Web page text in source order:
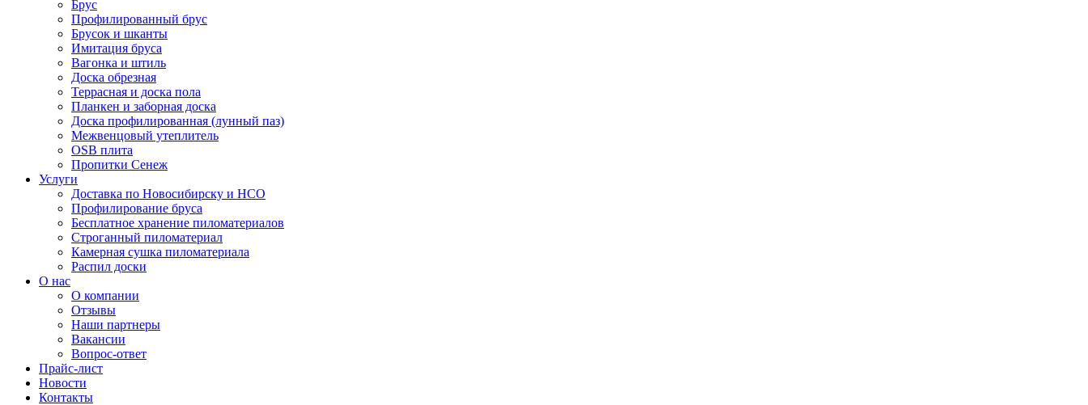
Брус
Профилированный брус
Брусок и шканты
Имитация бруса
Вагонка и штиль
Доска обрезная
Террасная и доска пола
Планкен и заборная доска
Доска профилированная (лунный паз)
Межвенцовый утеплитель
OSB плита
Пропитки Сенеж
Услуги
Доставка по Новосибирску и НСО
Профилирование бруса
Бесплатное хранение пиломатериалов
Строганный пиломатериал
Камерная сушка пиломатериала
Распил доски
О нас
О компании
Отзывы
Наши партнеры
Вакансии
Вопрос-ответ
Прайс-лист
Новости
Контакты